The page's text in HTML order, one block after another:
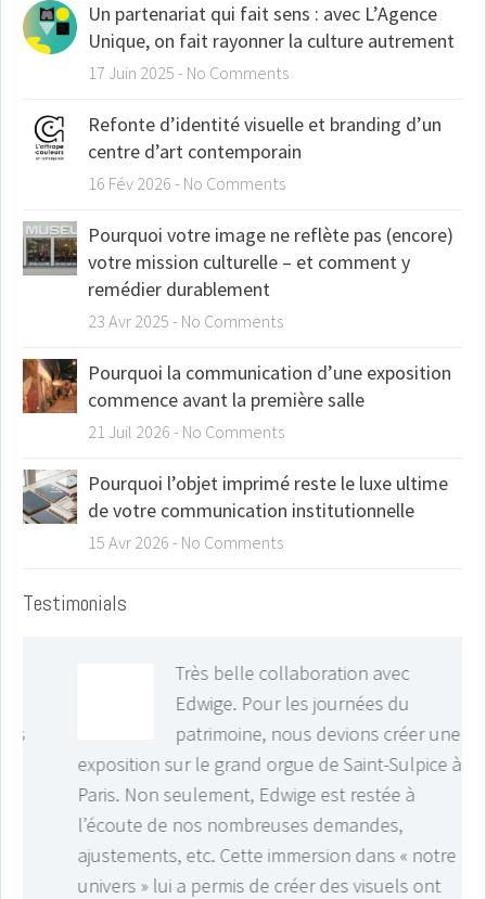
Un partenariat qui fait sens : avec L’Agence
Unique, on fait rayonner la culture autrement
17 Juin 2025 - No Comments
Refonte d’identité visuelle et branding d’un
centre d’art contemporain
16 Fév 2026 - No Comments
Pourquoi votre image ne reflète pas (encore)
votre mission culturelle – et comment y
remédier durablement
23 Avr 2025 - No Comments
Pourquoi la communication d’une exposition
commence avant la première salle
21 Juil 2026 - No Comments
Pourquoi l’objet imprimé reste le luxe ultime
de votre communication institutionnelle
15 Avr 2026 - No Comments
Testimonials
Très belle collaboration avec
Edwige. Pour les journées du
patrimoine, nous devions créer une
exposition sur le grand orgue de Saint-Sulpice à
Paris. Non seulement, Edwige est restée à
l’écoute de nos nombreuses demandes,
ajustements, etc. Cette immersion dans « notre
univers » lui a permis de créer des visuels ont